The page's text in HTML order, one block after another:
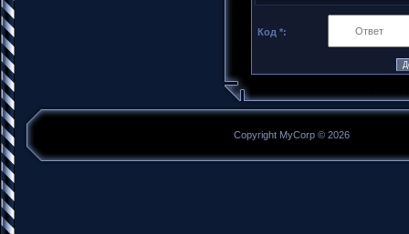
Код *:
Copyright MyCorp © 2026